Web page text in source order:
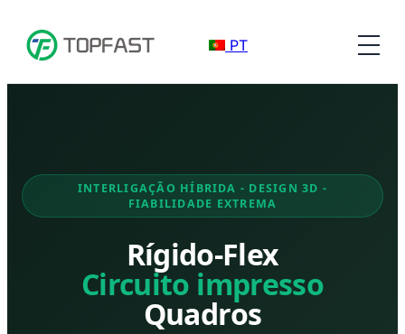
PT
INTERLIGAÇÃO HÍBRIDA - DESIGN 3D -
FIABILIDADE EXTREMA
Rígido-Flex
Circuito impresso
Quadros